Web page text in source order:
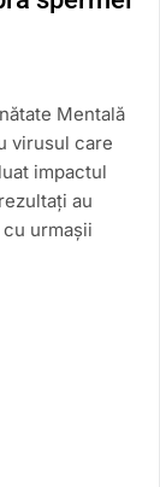
Mentală
virusul care
impactul
au
urmașii